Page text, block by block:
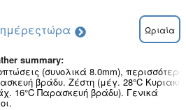
τώρα Ωριαία
summary:
(συνολικά 8.0mm), περισσότερο
βράδυ. Ζέστη (μέγ. 28°C Κυριακή
16°C Παρασκευή βράδυ). Γενικά